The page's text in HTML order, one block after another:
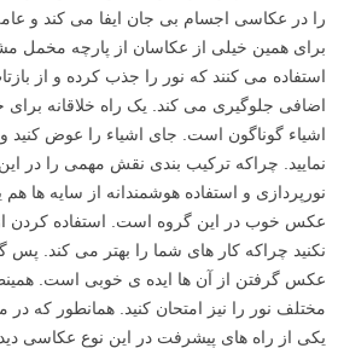
را در عکاسی اجسام بی جان ایفا می کند و
برای همین خیلی از عکاسان از پارچه مخمل
استفاده می کنند که نور را جذب کرده و از
اضافی جلوگیری می کند. یک راه خلاقانه
اشیاء گوناگون است. جای اشیاء را عوض کنید
نمایید. چراکه ترکیب بندی نقش مهمی را در
نورپردازی و استفاده هوشمندانه از سایه ها
عکس خوب در این گروه است. استفاده کردن
نکنید چراکه کار های شما را بهتر می کند. پس
عکس گرفتن از آن ها ایده ی خوبی است.
مختلف نور را نیز امتحان کنید. همانطور که
یکی از راه های پیشرفت در این نوع عکاسی